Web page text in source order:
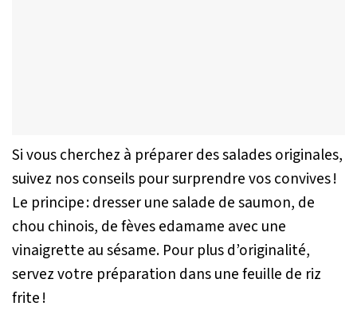
Si vous cherchez à préparer des salades originales,
suivez nos conseils pour surprendre vos convives !
Le principe : dresser une salade de saumon, de
chou chinois, de fèves edamame avec une
vinaigrette au sésame. Pour plus d’originalité,
servez votre préparation dans une feuille de riz
frite !